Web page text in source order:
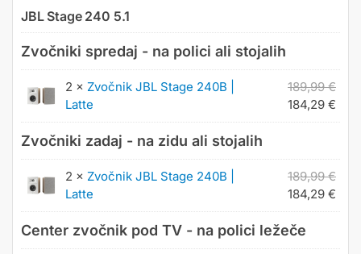
JBL Stage 240 5.1
Zvočniki spredaj - na polici ali stojalih
2 × Zvočnik JBL Stage 240B |
Latte
189,99€
184,29 €
Zvočniki zadaj - na zidu ali stojalih
2 × Zvočnik JBL Stage 240B |
Latte
189,99€
184,29 €
Center zvočnik pod TV - na polici ležeče